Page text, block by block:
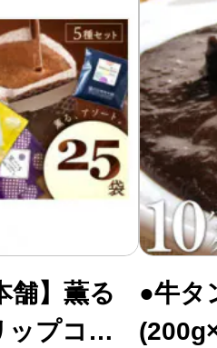
舗】薫る
ップコー
●牛タ